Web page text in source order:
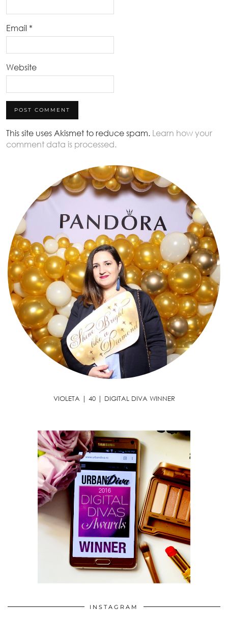
Email *
Website
This site uses Akismet to reduce spam. Learn how your
comment data is processed.
VIOLETA | 40 | DIGITAL DIVA WINNER
INSTAGRAM